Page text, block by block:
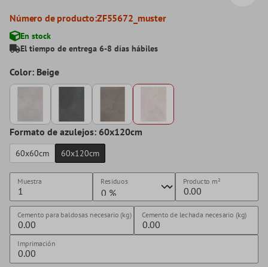
Número de producto:ZF55672_muster
En stock
El tiempo de entrega 6-8 días hábiles
Color: Beige
Formato de azulejos: 60x120cm
60x60cm 60x120cm
Muestra Residuos Producto m²
Cemento para baldosas necesario (kg) Cemento de lechada necesario (kg)
Imprimación